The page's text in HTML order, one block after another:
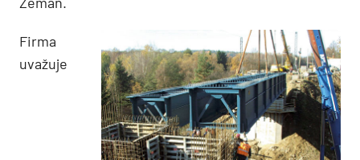
Firma
uvažuje